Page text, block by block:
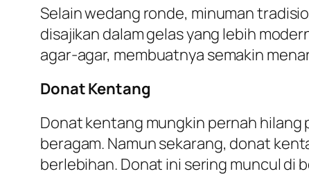
Selain wedang ronde, minuman
disajikan dalam gelas yang lebih
agar-agar, membuatnya semakin
Donat Kentang
Donat kentang mungkin pernah
beragam. Namun sekarang, donat
berlebihan. Donat ini sering muncul di